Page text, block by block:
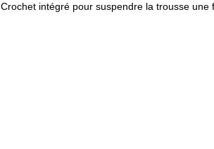
Crochet intégré pour suspendre la trousse une